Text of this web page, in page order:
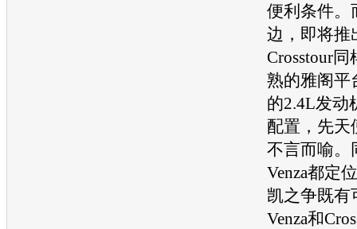
便利条件。
边，即将推
Crosstour
熟的雅阁平
的2.4L发动
配置，先天
不言而喻。
Venza都定
凯之争既有
Venza和